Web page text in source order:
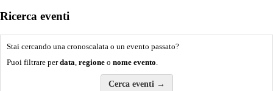
Ricerca eventi
Stai cercando una cronoscalata o un evento passato?
Puoi filtrare perdata regione o nome evento
Cerca eventi →